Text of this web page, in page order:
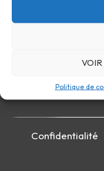
VOIR
Politique de
Confidentialité